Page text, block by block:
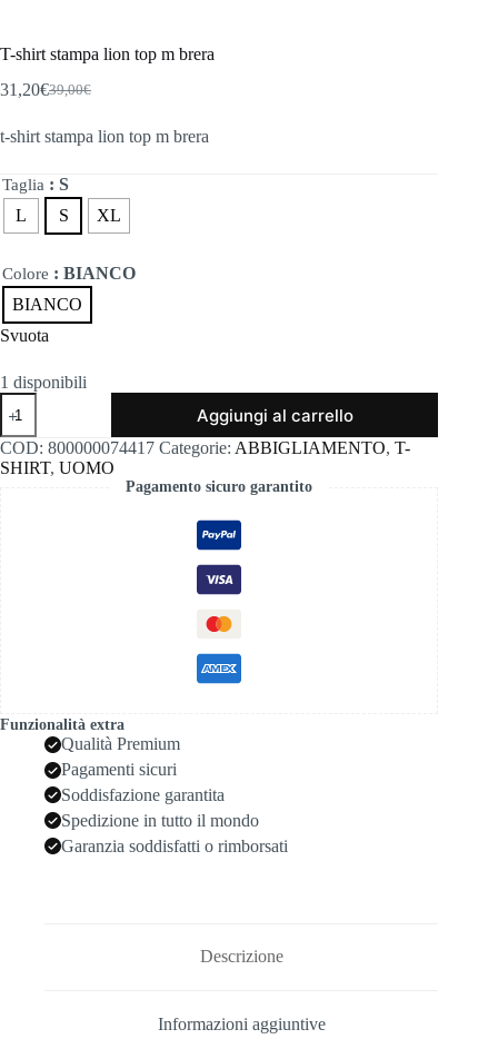
T-shirt stampa lion top m brera
39,00€
Il
originale
39,00€.
31,20€Il
attuale
31,20€.
t-shirt stampa lion top m brera
Taglia : S
L
S XL
Colore : BIANCO
BIANCO
Svuota
1 disponibili
T-
shirt
stampa
lion
top
Aggiungi al carrello
COD: 800000074417 Categorie: ABBIGLIAMENTO, T-
SHIRT, UOMO
Pagamento sicuro garantito
Funzionalità extra
Qualità Premium
Pagamenti sicuri
Soddisfazione garantita
Spedizione in tutto il mondo
Garanzia soddisfatti o rimborsati
Descrizione
Informazioni aggiuntive